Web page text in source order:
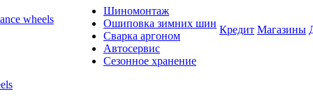
wheels
Шиномонтаж
Ошиповка зимних шин
Сварка аргоном
Автосервис
Сезонное хранение
Кредит Магазины